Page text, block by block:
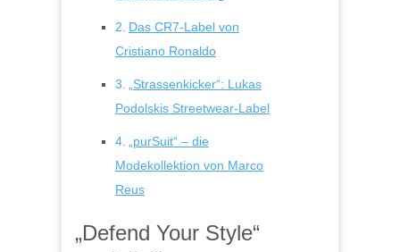
Das CR7-Label von
Cristiano Ronaldo
„Strassenkicker“: Lukas
Podolskis Streetwear-Label
„purSuit“ – die
Modekollektion von Marco
Reus
„Defend Your Style“